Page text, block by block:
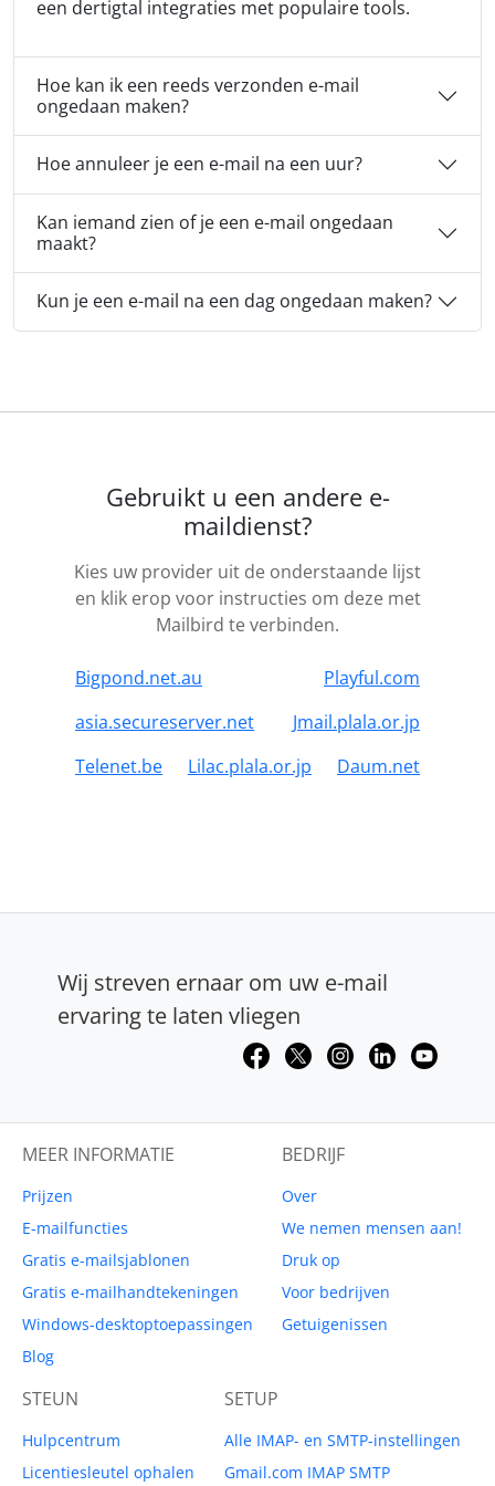
een dertigtal integraties met populaire tools.
Hoe kan ik een reeds verzonden e-mail
ongedaan maken?
Hoe annuleer je een e-mail na een uur?
Kan iemand zien of je een e-mail ongedaan
maakt?
Kun je een e-mail na een dag ongedaan maken?
Gebruikt u een andere e-
maildienst?
Kies uw provider uit de onderstaande lijst
en klik erop voor instructies om deze met
Mailbird te verbinden.
Bigpond.net.au
Playful.com
asia.secureserver.net
Jmail.plala.or.jp
Telenet.be
Lilac.plala.or.jp Daum.net
Wij streven ernaar om uw e-mail
ervaring te laten vliegen
MEER INFORMATIE
Prijzen
E-mailfuncties
Gratis e-mailsjablonen
Gratis e-mailhandtekeningen
Windows-desktoptoepassingen
Blog
BEDRIJF
Over
We nemen mensen aan!
Druk op
Voor bedrijven
Getuigenissen
STEUN
Hulpcentrum
Licentiesleutel ophalen
SETUP
Alle IMAP- en SMTP-instellingen
Gmail.com IMAP SMTP